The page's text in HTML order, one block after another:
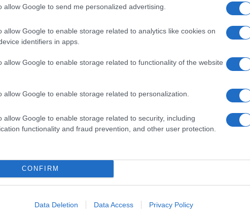
allow Google to send me personalized advertising.
allow Google to enable storage related to analytics like cookies on
identifiers in apps.
allow Google to enable storage related to functionality of the website
allow Google to enable storage related to personalization.
allow Google to enable storage related to security, including
functionality and fraud prevention, and other user protection.
CONFIRM
Data Deletion Data Access Privacy Policy